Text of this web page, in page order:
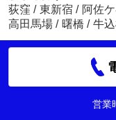
荻窪 / 東新宿 / 阿佐
高田馬場 / 曙橋 / 牛
営業